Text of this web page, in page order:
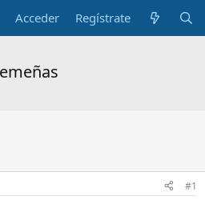
Acceder Regístrate
#1